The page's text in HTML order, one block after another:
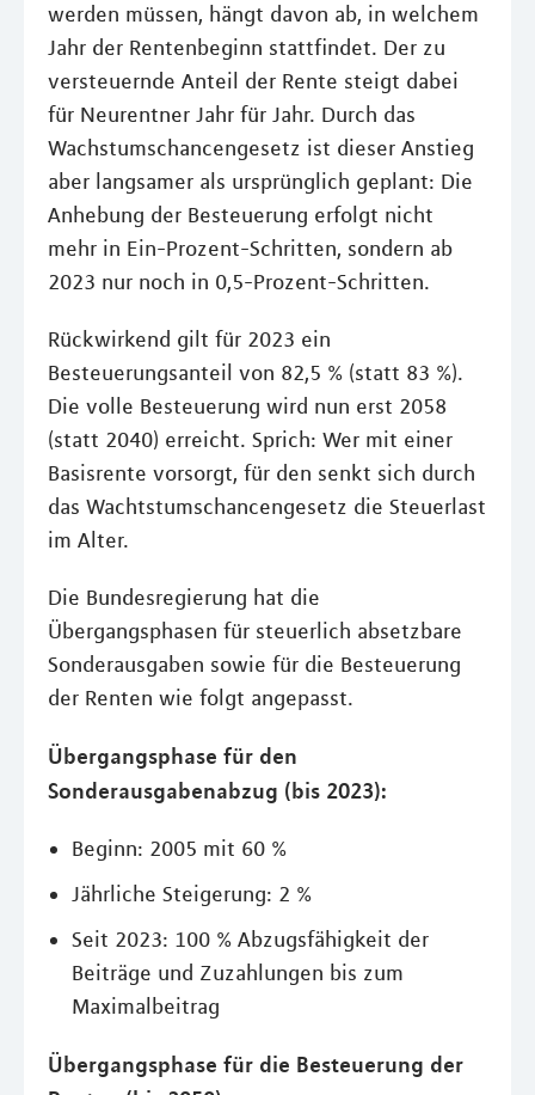
werden müssen, hängt davon ab, in welchem
Jahr der Rentenbeginn stattfindet. Der zu
versteuernde Anteil der Rente steigt dabei
für Neurentner Jahr für Jahr. Durch das
Wachstumschancengesetz ist dieser Anstieg
aber langsamer als ursprünglich geplant: Die
Anhebung der Besteuerung erfolgt nicht
mehr in Ein-Prozent-Schritten, sondern ab
2023 nur noch in 0,5-Prozent-Schritten.
Rückwirkend gilt für 2023 ein
Besteuerungsanteil von 82,5 % (statt 83 %).
Die volle Besteuerung wird nun erst 2058
(statt 2040) erreicht. Sprich: Wer mit einer
Basisrente vorsorgt, für den senkt sich durch
das Wachtstumschancengesetz die Steuerlast
im Alter.
Die Bundesregierung hat die
Übergangsphasen für steuerlich absetzbare
Sonderausgaben sowie für die Besteuerung
der Renten wie folgt angepasst.
Übergangsphase für den
Sonderausgabenabzug (bis 2023):
Beginn: 2005 mit 60 %
Jährliche Steigerung: 2 %
Seit 2023: 100 % Abzugsfähigkeit der
Beiträge und Zuzahlungen bis zum
Maximalbeitrag
Übergangsphase für die Besteuerung der